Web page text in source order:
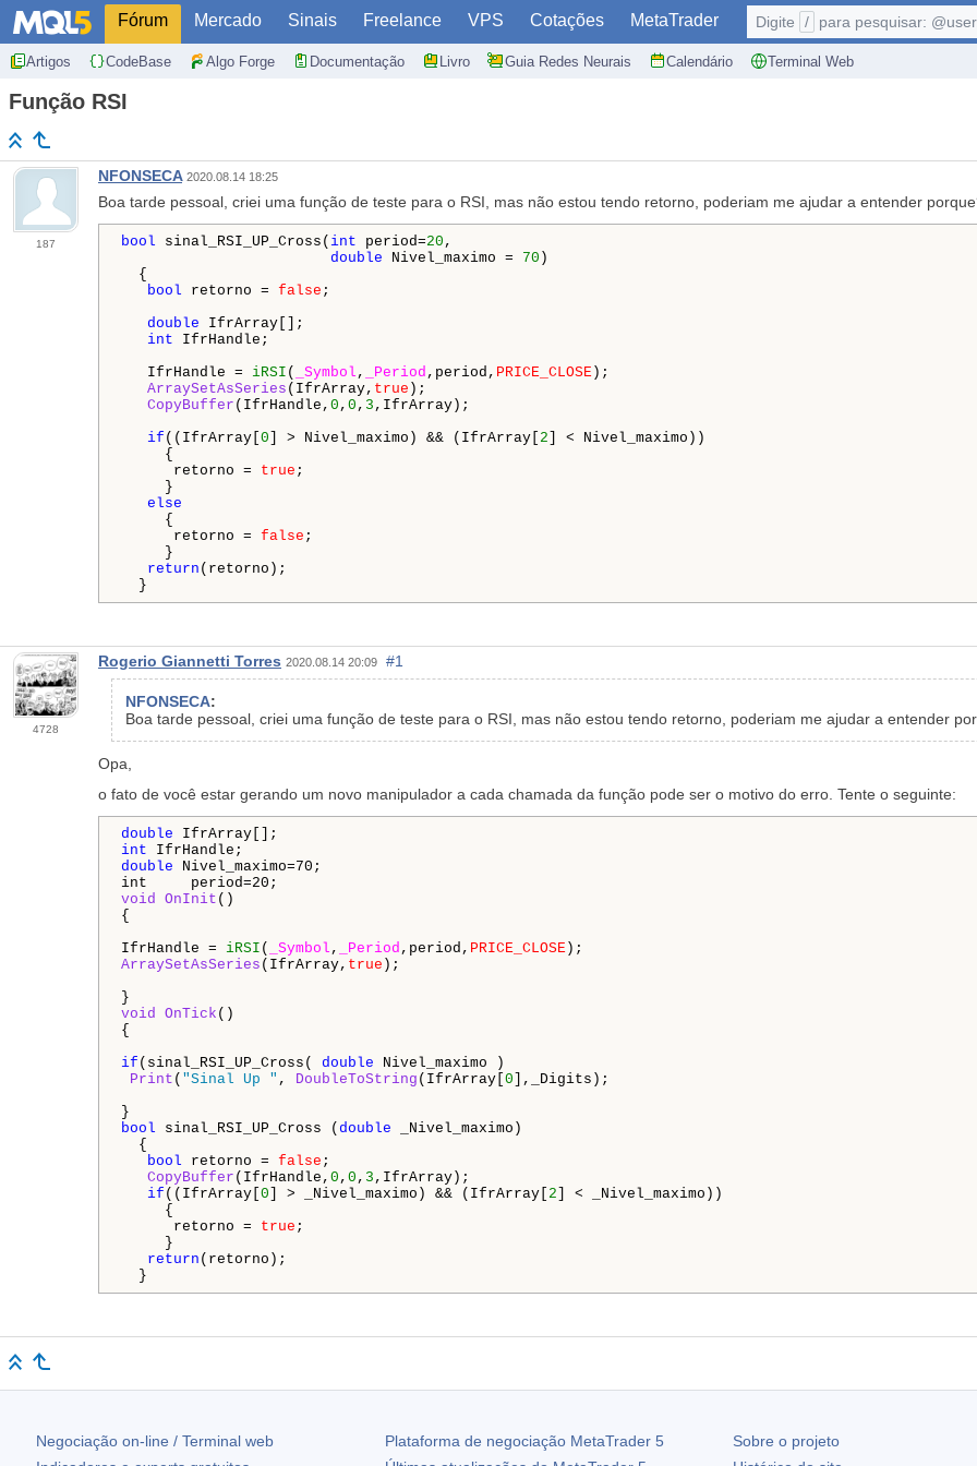
Fórum Mercado Sinais Freelance VPS Cotações MetaTrader
Artigos CodeBase Algo Forge Documentação Livro Guia Redes Neurais Calendário Terminal Web
Digite / para pesquisar:
Função RSI
187
NFONSECA 2020.08.14 18:25
Boa tarde pessoal, criei uma função de teste para o RSI, mas não estou tendo retorno, poderiam me ajudar a entender
bool sinal_RSI_UP_Cross( int period=20 ,
double Nivel_maximo = 70 )
{
bool retorno = false ;
double IfrArray[];
int IfrHandle;
IfrHandle = iRSI ( _Symbol , _Period ,period, PRICE_CLOSE );
ArraySetAsSeries (IfrArray, true );
CopyBuffer (IfrHandle, 0 , 0 , 3 ,IfrArray);
if ((IfrArray[ 0 ] > Nivel_maximo) && (IfrArray[ 2 ] < Nivel_maximo))
{
retorno = true ;
}
else
{
retorno = false ;
}
return (retorno);
}
4728
Rogerio Giannetti Torres 2020.08.14 20:09 #1
NFONSECA:
Boa tarde pessoal, criei uma função de teste para o RSI, mas não estou tendo retorno, poderiam me ajudar a entender
Opa,
o fato de você estar gerando um novo manipulador a cada chamada da função pode ser o motivo do erro. Tente o seguinte:
double
int
double Nivel_maximo=70;
int
void OnInit ()
{
IfrHandle = iRSI ( _Symbol , _Period ,period, PRICE_CLOSE
ArraySetAsSeries (IfrArray, true );
void OnTick ()
{
if (sinal_RSI_UP_Cross( double Nivel_maximo )
Print ( "Sinal Up " , DoubleToString (IfrArray[ 0 ],_Digits);
bool sinal_RSI_UP_Cross ( double _Nivel_maximo)
{
bool retorno = false ;
CopyBuffer (IfrHandle, 0 , 0 , 3 ,IfrArray);
if ((IfrArray[ 0 ] > _Nivel_maximo) && (IfrArray[ 2 ] < _Nivel_maximo))
{
retorno = true ;
}
return (retorno);
}
Negociação on-line / Terminal web
Plataforma de negociação MetaTrader 5
Sobre o projeto